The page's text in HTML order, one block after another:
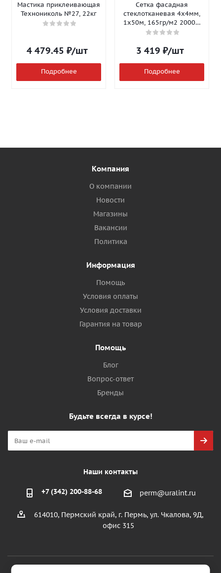
Мастика приклеивающая
Технониколь №27, 22кг
4 479.45 ₽/шт
Подробнее
Сетка фасадная
стеклотканевая 4х4мм,
1х50м, 165гр/м2 2000Н
Isomax-165
3 419 ₽/шт
Подробнее
Компания
О компании
Новости
Магазины
Вакансии
Политика
Информация
Помощь
Условия оплаты
Условия доставки
Гарантия на товар
Помощь
Блог
Вопрос-ответ
Бренды
Будьте всегда в курсе!
Наши контакты
+7 (342) 200-88-68 perm@uralint.ru
614010, Пермский край, г. Пермь, ул. Чкалова, 9Д,
офис 315